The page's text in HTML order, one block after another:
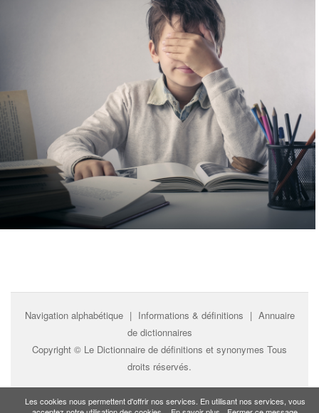
Navigation alphabétique | Informations & définitions | Annuaire
de dictionnaires
Copyright © Le Dictionnaire de définitions et synonymes Tous
droits réservés.
Les cookies nous permettent d'offrir nos services. En utilisant nos services, vous